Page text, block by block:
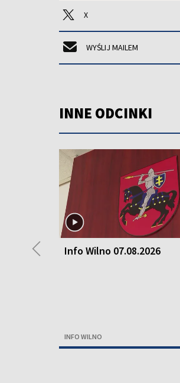
X
WYŚLIJ MAILEM
INNE ODCINKI
Info Wilno 07.08.2026
INFO WILNO
◀